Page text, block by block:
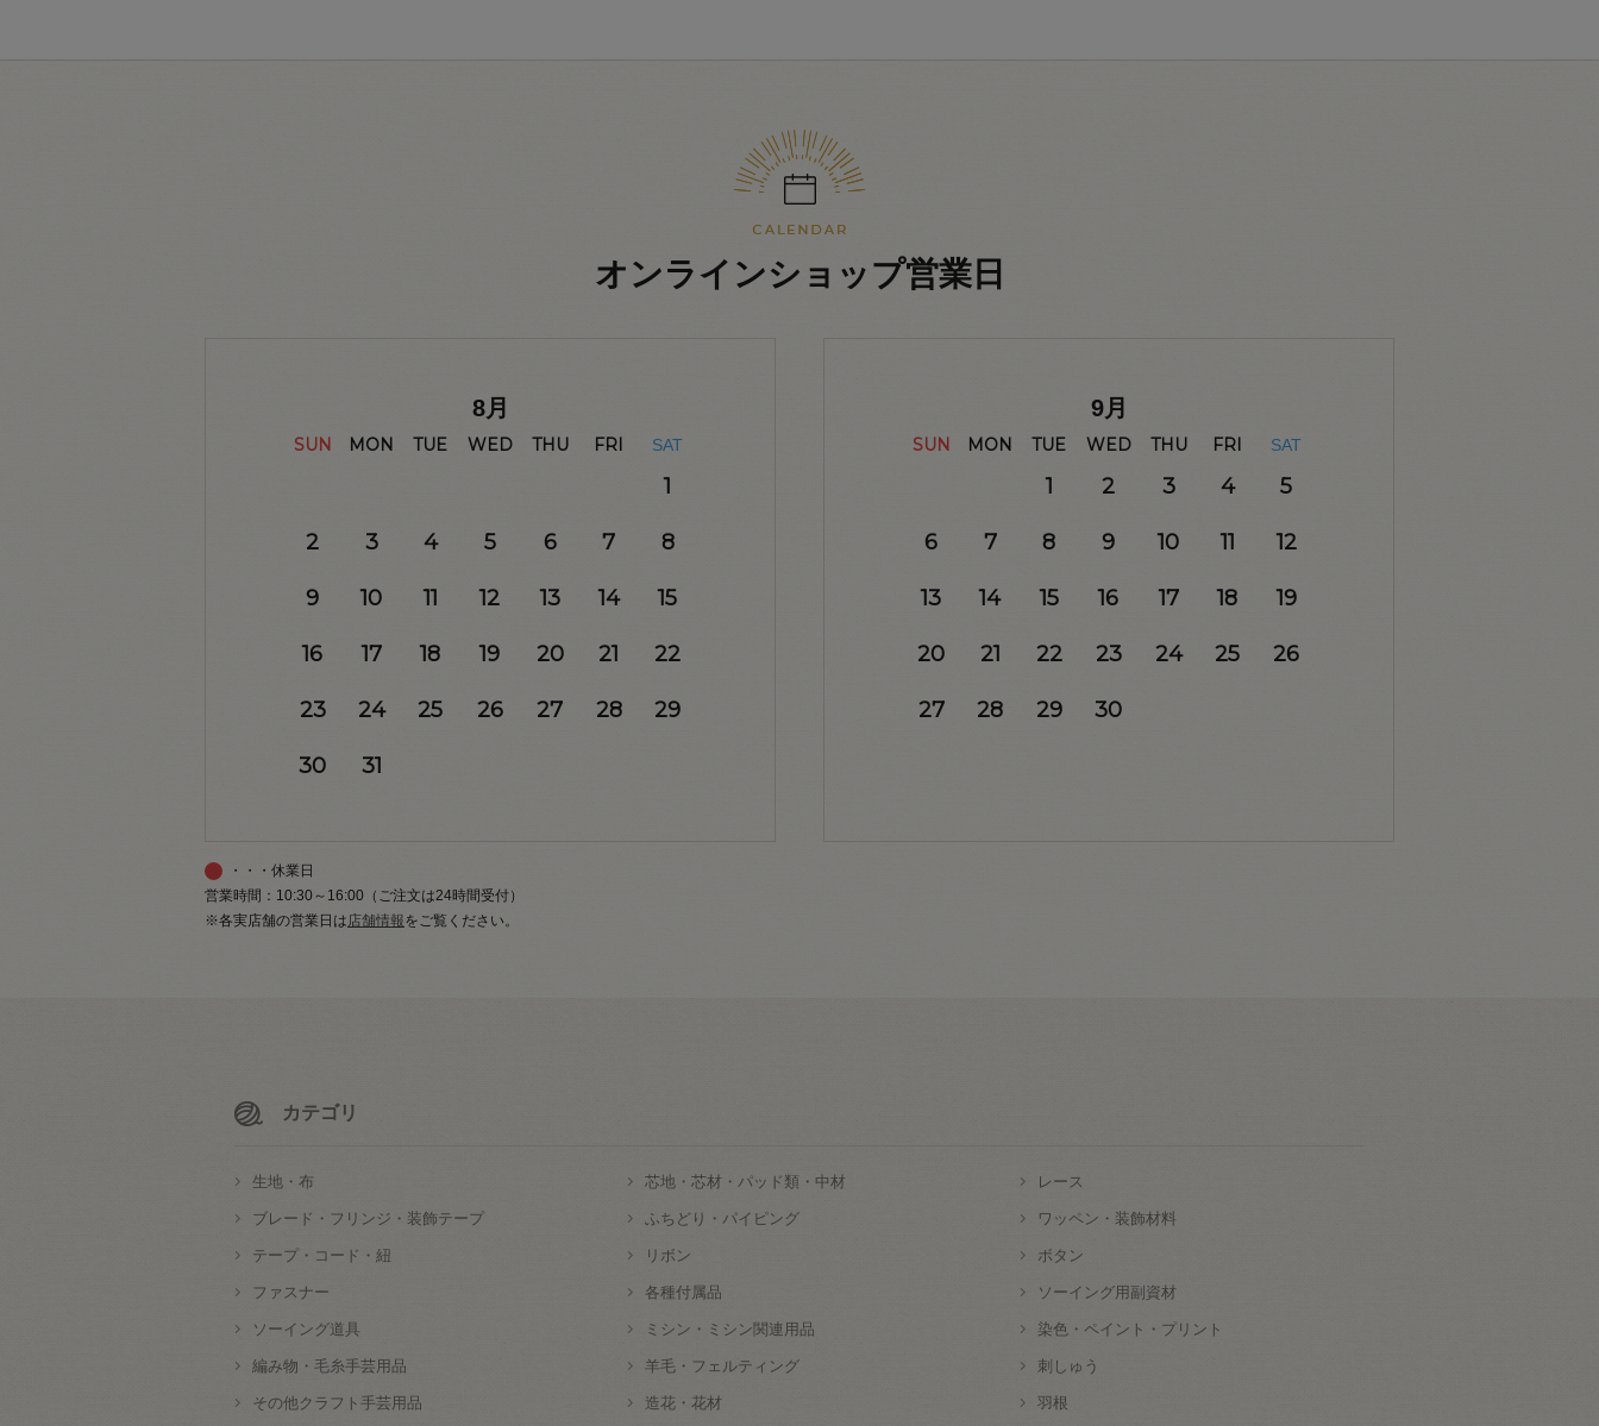
オンラインショップ営業日
8月
SUN MON TUE WED THU FRI SAT
1
2 3 4 5 6 7 8
9 10 11 12 13 14 15
16 17 18 19 20 21 22
23 24 25 26 27 28 29
30 31
9月
SUN MON TUE WED THU FRI SAT
1 2 3 4 5
6 7 8 9 10 11 12
13 14 15 16 17 18 19
20 21 22 23 24 25 26
27 28 29 30
・・・休業日
営業時間：10:30～16:00（ご注文は24時間受付）
※各実店舗の営業日は店舗情報をご覧ください。
カテゴリ
生地・布 芯地・芯材・パッド類・中材 レース
ブレード・フリンジ・装飾テープ ふちどり・パイピング ワッペン・装飾材料
テープ・コード・紐 リボン ボタン
ファスナー 各種付属品 ソーイング用副資材
ソーイング道具 ミシン・ミシン関連用品 染色・ペイント・プリント
編み物・毛糸手芸用品 羊毛・フェルティング 刺しゅう
その他クラフト手芸用品 造花・花材 羽根